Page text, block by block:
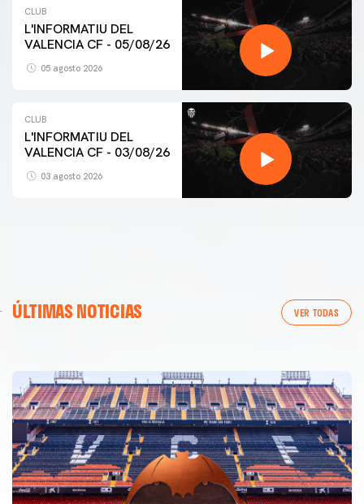
CLUB
L'INFORMATIU DEL
VALENCIA CF - 05/08/26
05 agosto 2026
CLUB
L'INFORMATIU DEL
VALENCIA CF - 03/08/26
03 agosto 2026
ÚLTIMAS NOTICIAS VER TODAS
ENTRENAMIENTO DEL VALENCIA CF 6/8/2026